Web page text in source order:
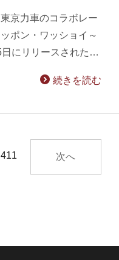
京力車のコラボレー
ポン・ワッショイ～
日にリリースされた…
続きを読む
次へ